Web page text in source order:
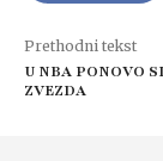
Prethodni tekst
U NBA PONOVO
ZVEZDA